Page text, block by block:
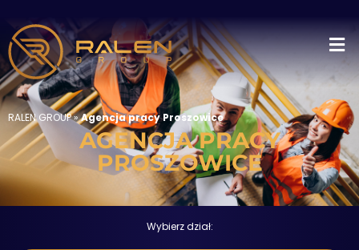
RALEN GROUP»Agencja pracy Proszowice
AGENCJA PRACY
PROSZOWICE
Wybierz dział: